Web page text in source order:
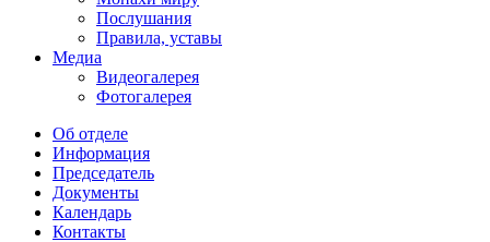
Послушания
Правила, уставы
Медиа
Видеогалерея
Фотогалерея
Об отделе
Информация
Председатель
Документы
Календарь
Контакты